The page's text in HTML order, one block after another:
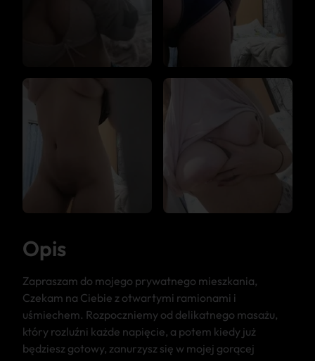
Opis
Zapraszam do mojego prywatnego mieszkania,
Czekam na Ciebie z otwartymi ramionami i
uśmiechem. Rozpoczniemy od delikatnego masażu,
który rozluźni każde napięcie, a potem kiedy już
będziesz gotowy, zanurzysz się w mojej gorącej